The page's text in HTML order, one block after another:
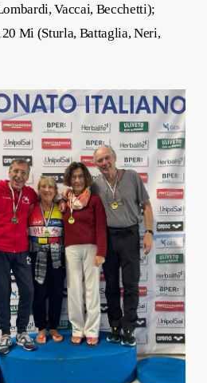
Vaccai, Becchetti);
Mi (Sturla, Battaglia, Neri,